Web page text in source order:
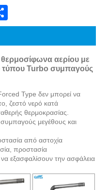
αερίου με
τύπου Turbo συμπαγούς
Type δεν μπορεί να
ζεστό νερό κατά
θερμοκρασίας.
συμπαγούς μεγέθους και
από αστοχία
προστασία
εξασφαλίσουν την ασφάλεια